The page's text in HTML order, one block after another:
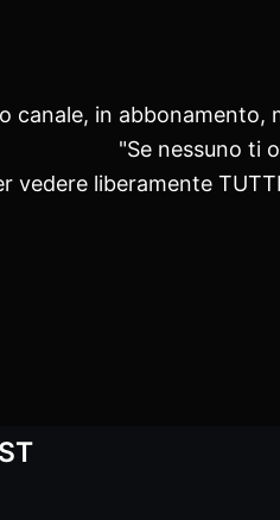
canale, in
"Se nessuno ti
vedere liberamente